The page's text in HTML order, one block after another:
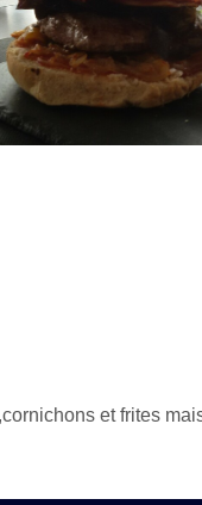
et frites